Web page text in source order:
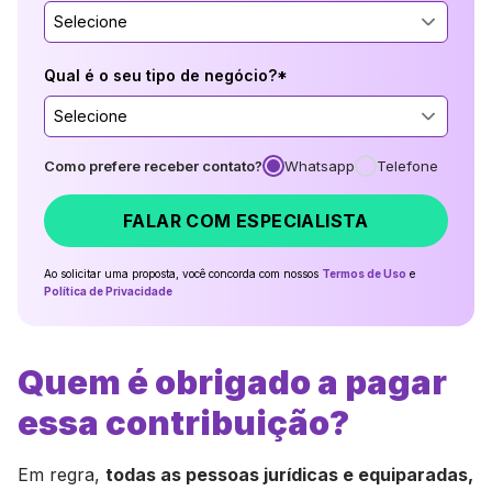
Selecione
Qual é o seu tipo de negócio?*
Selecione
Como prefere receber contato? Whatsapp Telefone
FALAR COM ESPECIALISTA
Ao solicitar uma proposta, você concorda com nossos Termos de Uso e
Política de Privacidade
Quem é obrigado a pagar
essa contribuição?
Em regra, todas as pessoas jurídicas e equiparadas,